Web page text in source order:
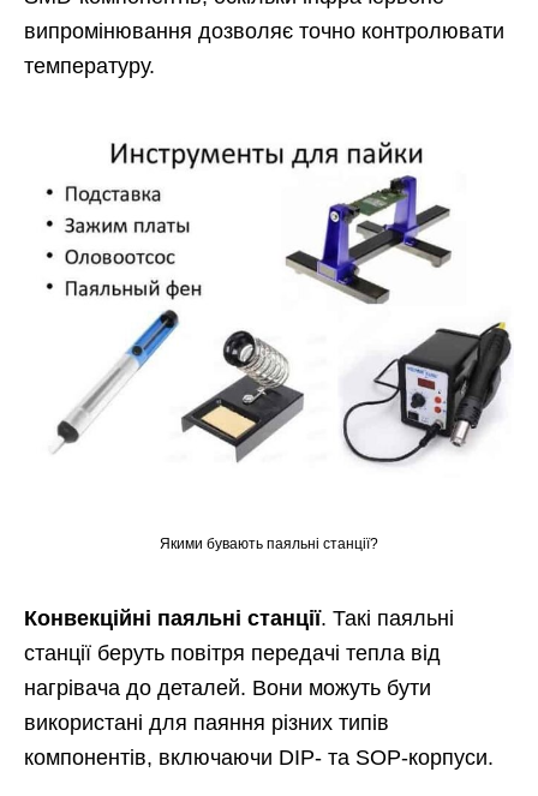
випромінювання дозволяє точно контролювати
температуру.
Якими бувають паяльні станції?
Конвекційні паяльні станції. Такі паяльні
станції беруть повітря передачі тепла від
нагрівача до деталей. Вони можуть бути
використані для паяння різних типів
компонентів, включаючи DIP- та SOP-корпуси.